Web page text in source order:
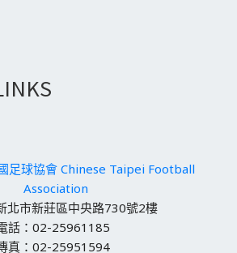
足球協會 Chinese Taipei Football
Association
北市新莊區中央路730號2樓
話：02-25961185
真：02-25951594